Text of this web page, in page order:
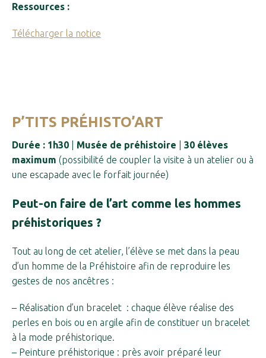
Ressources :
Télécharger la notice
P’TITS PRÉHISTO’ART
Durée : 1h30 Musée de préhistoire
30 élèves
maximum (possibilité de coupler la visite à un atelier ou à
une escapade avec le forfait journée)
Peut-on faire de l’art comme les hommes
préhistoriques ?
Tout au long de cet atelier, l’élève se met dans la peau
d’un homme de la Préhistoire afin de reproduire les
gestes de nos ancêtres :
– Réalisation d’un bracelet : chaque élève réalise des
perles en bois ou en argile afin de constituer un bracelet
à la mode préhistorique.
– Peinture préhistorique : près avoir préparé leur
# #